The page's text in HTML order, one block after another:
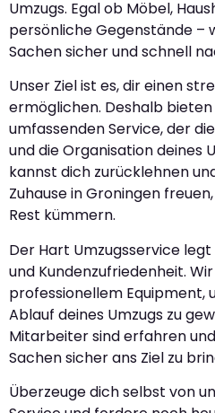
Umzugs. Egal ob Möbel,
persönliche Gegenstände –
Sachen sicher und schnell
Unser Ziel ist es, dir einen
ermöglichen. Deshalb
umfassenden Service, der
und die Organisation deines
kannst dich zurücklehnen
Zuhause in Groningen
Rest kümmern.
Der Hart Umzugsservice
und Kundenzufriedenheit.
professionellem Equipment,
Ablauf deines Umzugs zu
Mitarbeiter sind erfahren
Sachen sicher ans Ziel zu
Überzeuge dich selbst von